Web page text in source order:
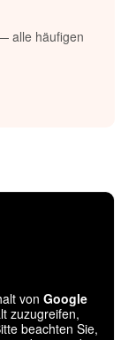
alle häufigen
von Google
zuzugreifen,
beachten Sie,